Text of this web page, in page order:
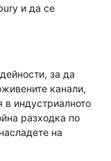
и да се
за да
канали,
в индустриалното
разходка по
на